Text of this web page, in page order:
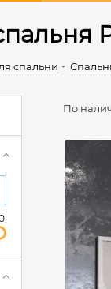
спальни
По